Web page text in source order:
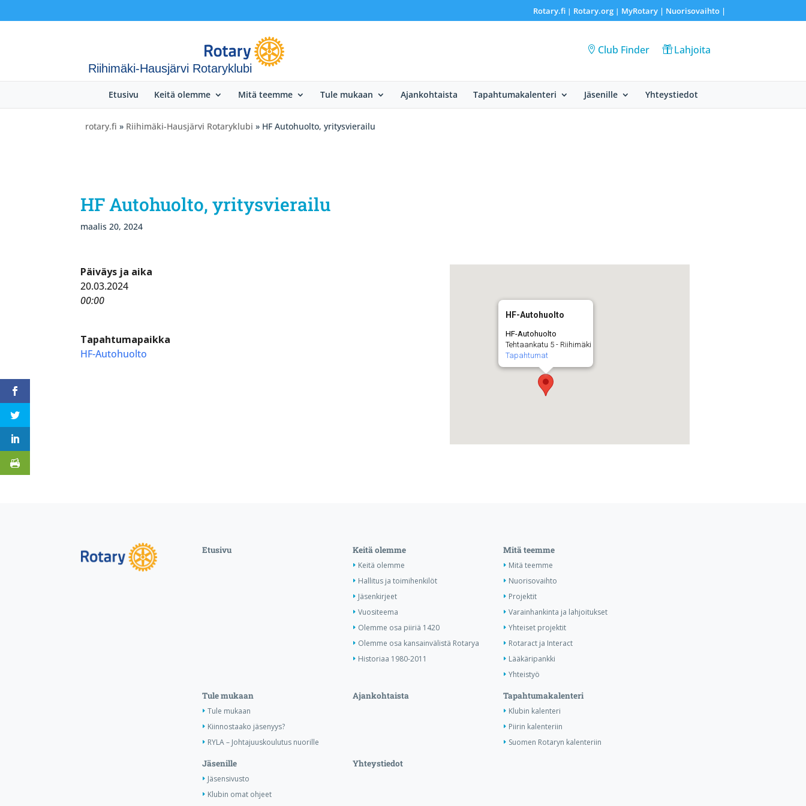
Rotary.fi| Rotary.org| MyRotary | Nuorisovaihto|
Riihimäki-Hausjärvi Rotaryklubi
Club Finder Lahjoita
Etusivu Keitä olemme Mitä teemme Tule mukaan Ajankohtaista Tapahtumakalenteri Jäsenille Yhteystiedot
rotary.fi » Riihimäki-Hausjärvi Rotaryklubi » HF Autohuolto, yritysvierailu
HF Autohuolto, yritysvierailu
maalis 20, 2024
HF-Autohuolto
HF-Autohuolto
Tehtaankatu 5 - Riihimäki
Tapahtumat
Päiväys ja aika
20.03.2024
00:00
Tapahtumapaikka
HF-Autohuolto
Etusivu Keitä olemme
Keitä olemme
Hallitus ja toimihenkilöt
Jäsenkirjeet
Vuositeema
Olemme osa piiriä 1420
Olemme osa kansainvälistä Rotarya
Historiaa 1980-2011
Mitä teemme
Mitä teemme
Nuorisovaihto
Projektit
Varainhankinta ja lahjoitukset
Yhteiset projektit
Rotaract ja Interact
Lääkäripankki
Yhteistyö
Tule mukaan
Tule mukaan
Kiinnostaako jäsenyys?
RYLA – Johtajuuskoulutus nuorille
Ajankohtaista Tapahtumakalenteri
Klubin kalenteri
Piirin kalenteriin
Suomen Rotaryn kalenteriin
Jäsenille
Jäsensivusto
Klubin omat ohjeet
Yhteystiedot